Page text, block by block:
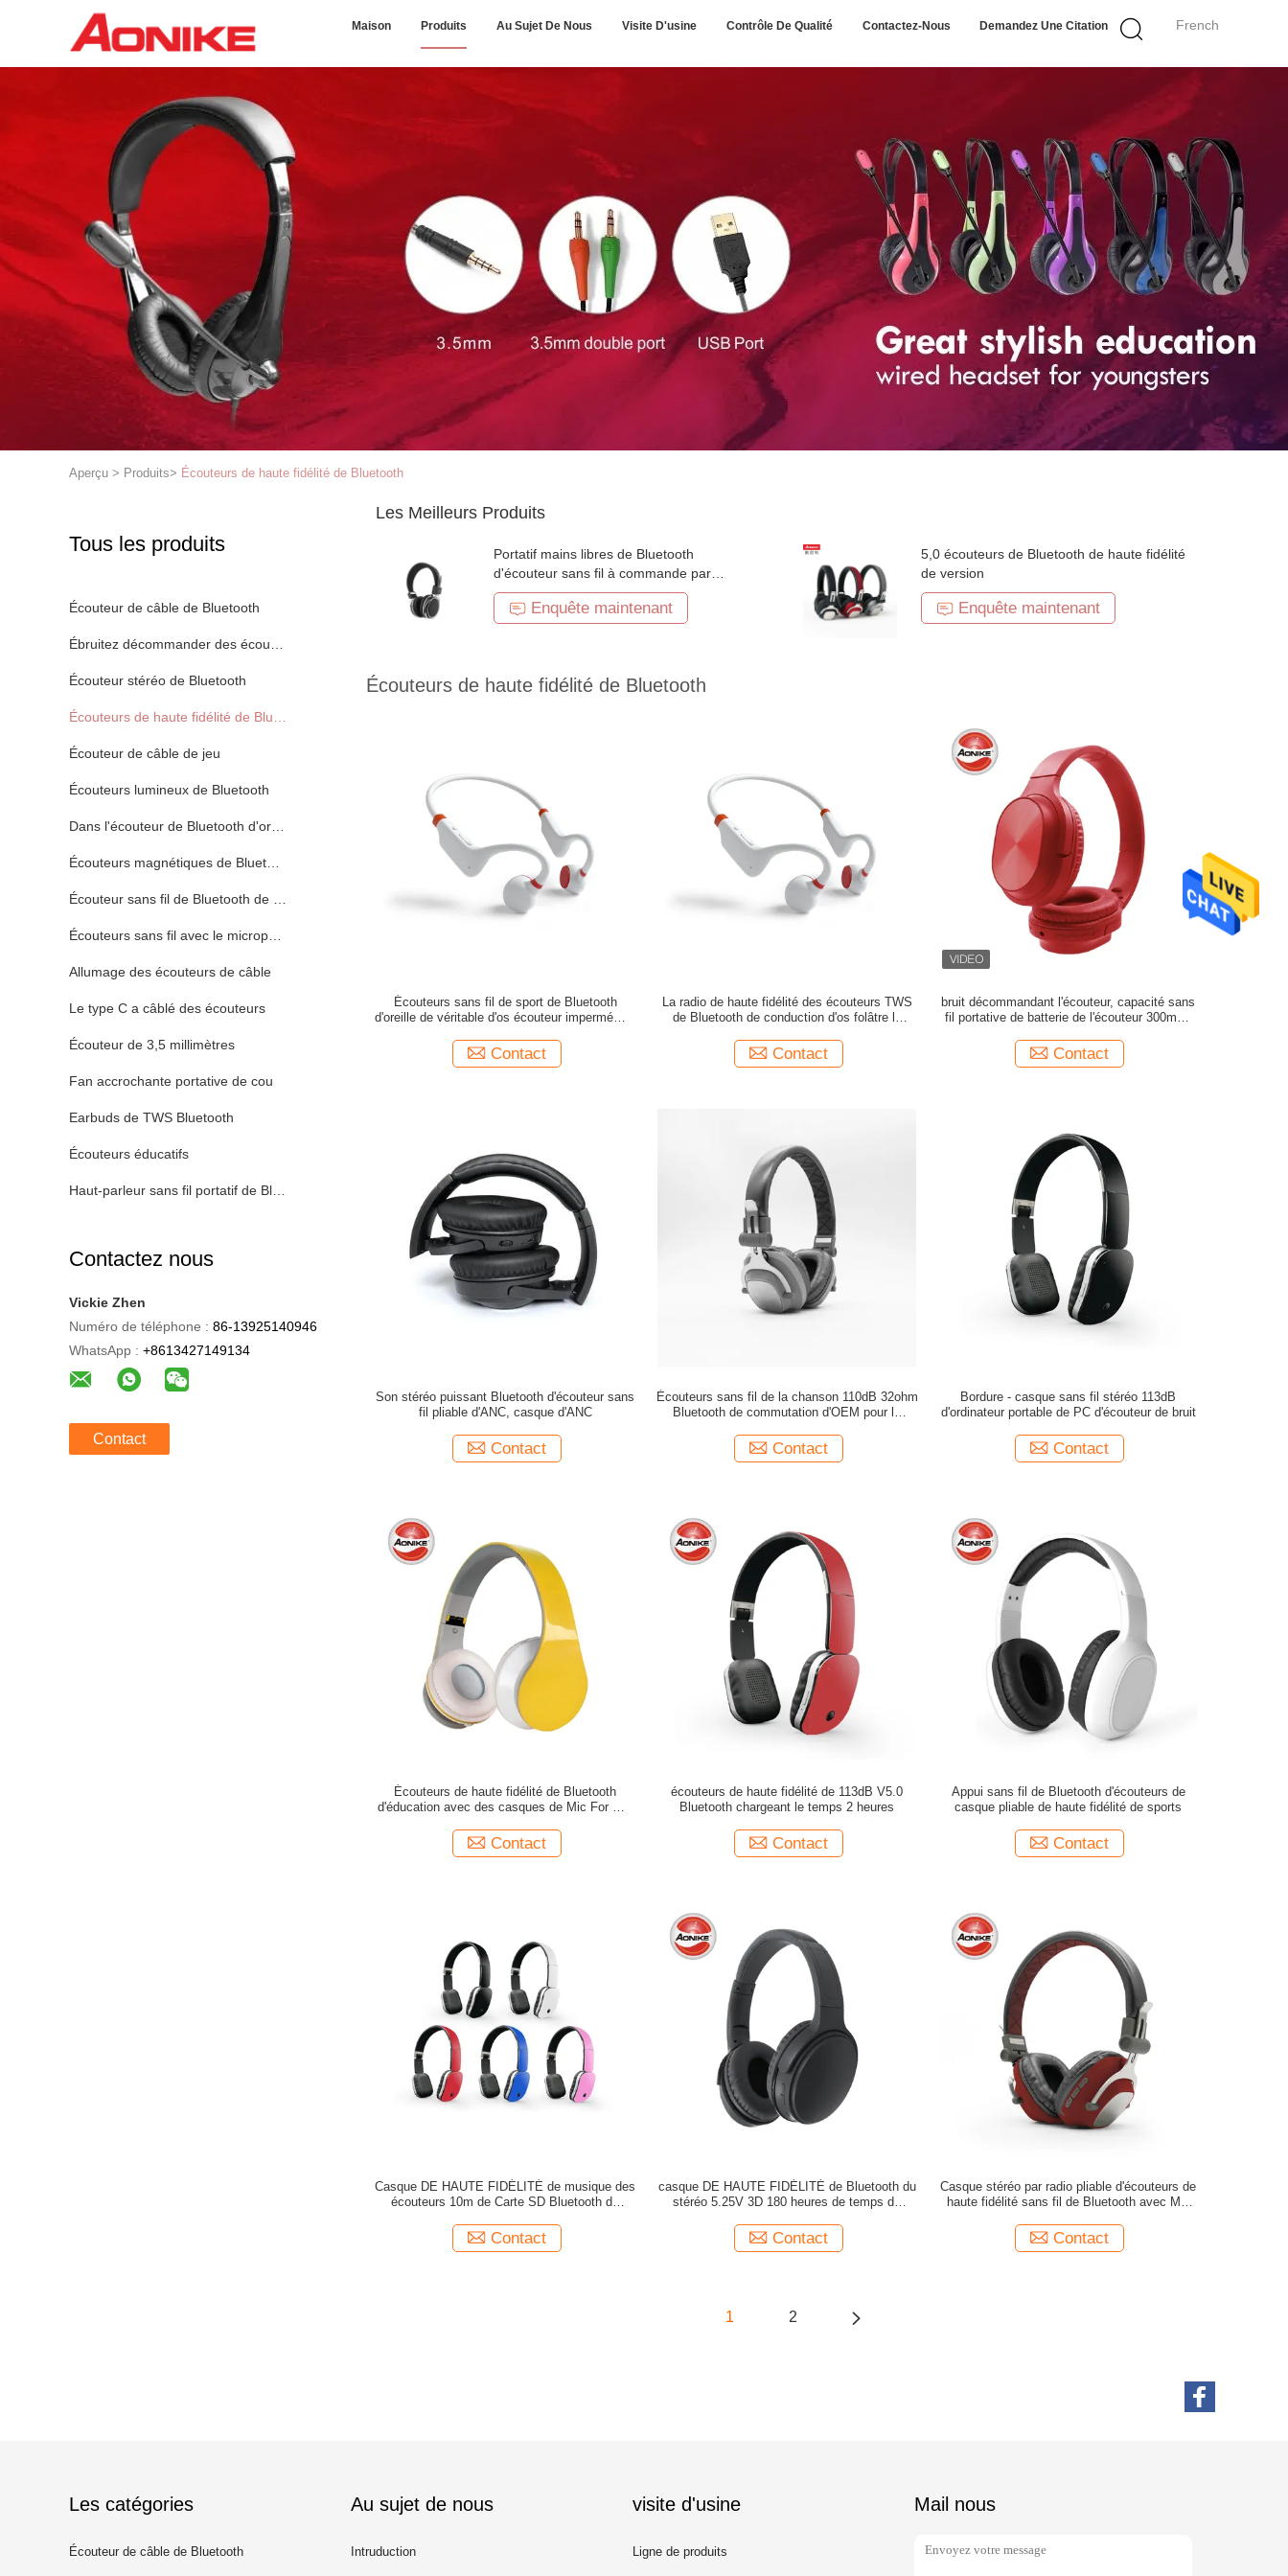
French
Maison Produits Au Sujet De Nous Visite D'usine Contrôle De Qualité Contactez-Nous Demandez Une Citation
Aperçu > Produits> Écouteurs de haute fidélité de Bluetooth
Tous les produits
Écouteur de câble de Bluetooth
Ébruitez décommander des écouteurs de Bluetooth
Écouteur stéréo de Bluetooth
Écouteurs de haute fidélité de Bluetooth
Écouteur de câble de jeu
Écouteurs lumineux de Bluetooth
Dans l'écouteur de Bluetooth d'oreille
Écouteurs magnétiques de Bluetooth de sport
Écouteur sans fil de Bluetooth de sport
Écouteurs sans fil avec le microphone
Allumage des écouteurs de câble
Le type C a câblé des écouteurs
Écouteur de 3,5 millimètres
Fan accrochante portative de cou
Earbuds de TWS Bluetooth
Écouteurs éducatifs
Haut-parleur sans fil portatif de Bluetooth
Contactez nous
Vickie Zhen
Numéro de téléphone : 86-13925140946
WhatsApp : +8613427149134
Contact
Les Meilleurs Produits
Portatif mains libres de Bluetooth
d'écouteur sans fil à commande par
effleurement d'écouteur pour le sport
Enquête maintenant
5,0 écouteurs de Bluetooth de haute fidélité
de version
Enquête maintenant
Écouteurs de haute fidélité de Bluetooth
Écouteurs sans fil de sport de Bluetooth
d'oreille de véritable d'os écouteur imperméable
Contact
La radio de haute fidélité des écouteurs TWS
de Bluetooth de conduction d'os folâtre le
Contact
bruit décommandant l'écouteur, capacité sans
fil portative de batterie de l'écouteur 300mAh
Contact
Son stéréo puissant Bluetooth d'écouteur sans
fil pliable d'ANC, casque d'ANC
Contact
Écouteurs sans fil de la chanson 110dB 32ohm
Bluetooth de commutation d'OEM pour la
Contact
Bordure - casque sans fil stéréo 113dB
d'ordinateur portable de PC d'écouteur de bruit
Contact
Écouteurs de haute fidélité de Bluetooth
d'éducation avec des casques de Mic For Call
Contact
écouteurs de haute fidélité de 113dB V5.0
Bluetooth chargeant le temps 2 heures
Contact
Appui sans fil de Bluetooth d'écouteurs de
casque pliable de haute fidélité de sports
Contact
Casque DE HAUTE FIDÉLITÉ de musique des
écouteurs 10m de Carte SD Bluetooth de
Contact
casque DE HAUTE FIDÉLITÉ de Bluetooth du
stéréo 5.25V 3D 180 heures de temps de
Contact
Casque stéréo par radio pliable d'écouteurs de
haute fidélité sans fil de Bluetooth avec Mic
Contact
1 2
Les catégories
Écouteur de câble de Bluetooth
Au sujet de nous
Intruduction
visite d'usine
Ligne de produits
Mail nous